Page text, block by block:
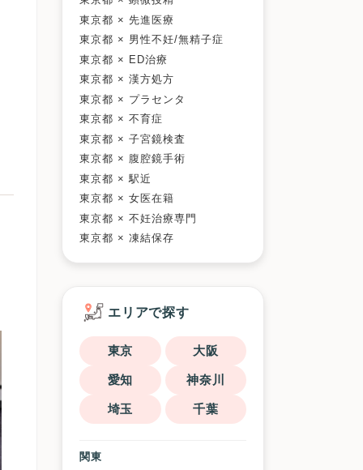
東京都 × 先進医療
東京都 × 男性不妊/無精子症
東京都 × ED治療
東京都 × 漢方処方
東京都 × プラセンタ
東京都 × 不育症
東京都 × 子宮鏡検査
東京都 × 腹腔鏡手術
東京都 × 駅近
東京都 × 女医在籍
東京都 × 不妊治療専門
東京都 × 凍結保存
エリアで探す
東京 大阪
愛知 神奈川
埼玉 千葉
関東